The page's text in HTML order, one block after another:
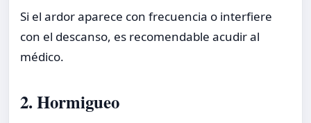
Si el ardor aparece con frecuencia o interfiere
con el descanso, es recomendable acudir al
médico.
2. Hormigueo